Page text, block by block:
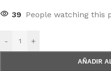
39 People watching this
- +
AÑADIR